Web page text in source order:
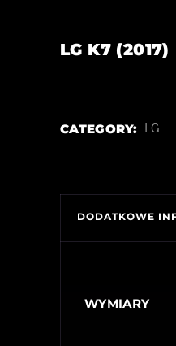
LG K7 (2017)
CATEGORY: LG
DODATKOWE
WYMIARY